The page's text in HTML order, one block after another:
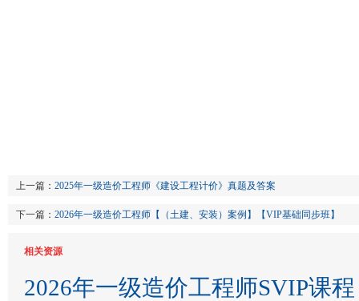
上一篇： 2025年一级造价工程师《建设工程计价》真题及答案
下一篇： 2026年一级造价工程师【（土建、安装）案例】【VIP基础同步班】
相关资源
2026年一级造价工程师SVIP课程